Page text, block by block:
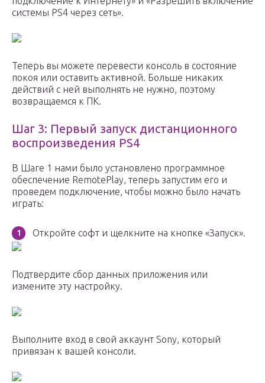
системы PS4 через сеть».
Теперь вы можете перевести консоль в состояние
покоя или оставить активной. Больше никаких
действий с ней выполнять не нужно, поэтому
возвращаемся к ПК.
Шаг 3: Первый запуск дистанционного
воспроизведения PS4
В Шаге 1 нами было установлено программное
обеспечение RemotePlay, теперь запустим его и
проведем подключение, чтобы можно было начать
играть:
Откройте софт и щелкните на кнопке «Запуск».
Подтвердите сбор данных приложения или
измените эту настройку.
Выполните вход в свой аккаунт Sony, который
привязан к вашей консоли.